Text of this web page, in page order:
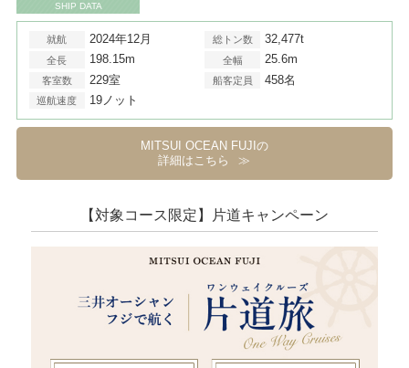
SHIP DATA
就航 2024年12月 総トン数 32,477t
全長 198.15m 全幅 25.6m
客室数 229室 船客定員 458名
巡航速度 19ノット
MITSUI OCEAN FUJIの
詳細はこちら
【対象コース限定】片道キャンペーン